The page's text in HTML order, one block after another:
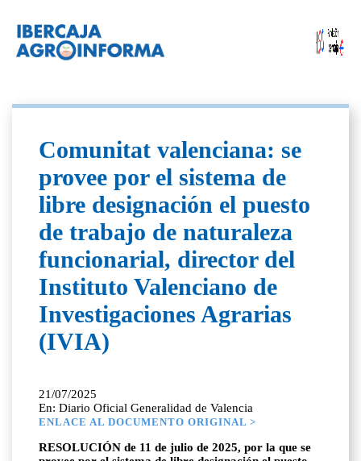
Comunitat valenciana: se
provee por el sistema de
libre designación el puesto
de trabajo de naturaleza
funcionarial, director del
Instituto Valenciano de
Investigaciones Agrarias
(IVIA)
21/07/2025
En: Diario Oficial Generalidad de Valencia
ENLACE AL DOCUMENTO ORIGINAL >
RESOLUCIÓN de 11 de julio de 2025, por la que se